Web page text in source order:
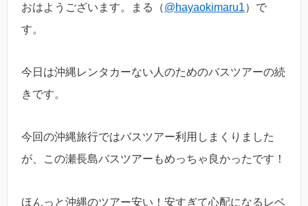
おはようございます。まる（@hayaokimaru1）で
す。
今日は沖縄レンタカーない人のためのバスツアーの続
きです。
今回の沖縄旅行ではバスツアー利用しまくりました
が、この瀬長島バスツアーもめっちゃ良かったです！
ほんっと沖縄のツアー安い！安すぎて心配になるレベ